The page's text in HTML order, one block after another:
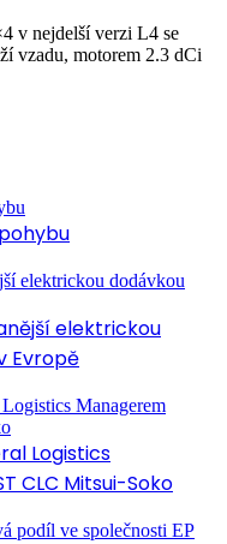
v nejdelší verzi L4 se
vzadu, motorem 2.3 dCi
elektrickou
Evropě
Logistics
CLC Mitsui-Soko